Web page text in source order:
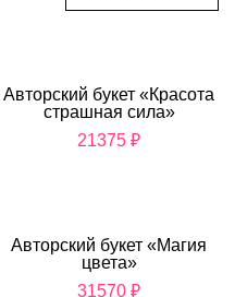
Авторский букет «Красота
страшная сила»
21375₽
Авторский букет «Магия
цвета»
31570₽